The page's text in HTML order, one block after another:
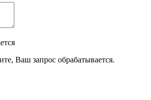
Ваш запрос обрабатывается.